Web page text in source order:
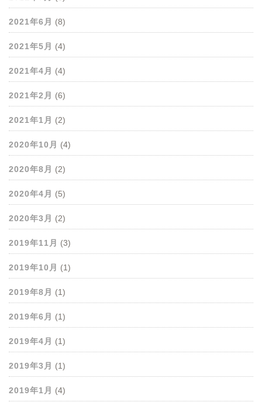
2021年6月 (8)
2021年5月 (4)
2021年4月 (4)
2021年2月 (6)
2021年1月 (2)
2020年10月 (4)
2020年8月 (2)
2020年4月 (5)
2020年3月 (2)
2019年11月 (3)
2019年10月 (1)
2019年8月 (1)
2019年6月 (1)
2019年4月 (1)
2019年3月 (1)
2019年1月 (4)